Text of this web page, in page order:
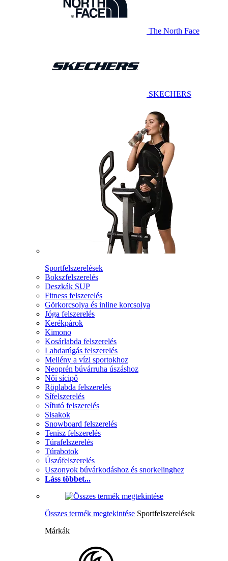
The North Face
SKECHERS
Sportfelszerelések
Bokszfelszerelés
Deszkák SUP
Fitness felszerelés
Görkorcsolya és inline korcsolya
Jóga felszerelés
Kerékpárok
Kimono
Kosárlabda felszerelés
Labdarúgás felszerelés
Mellény a vízi sportokhoz
Neoprén búvárruha úszáshoz
Női sícipő
Röplabda felszerelés
Sífelszerelés
Sífutó felszerelés
Sisakok
Snowboard felszerelés
Tenisz felszerelés
Túrafelszerelés
Túrabotok
Úszófelszerelés
Uszonyok búvárkodáshoz és snorkelinghez
Láss többet...
Összes termék megtekintése Sportfelszerelések
Márkák